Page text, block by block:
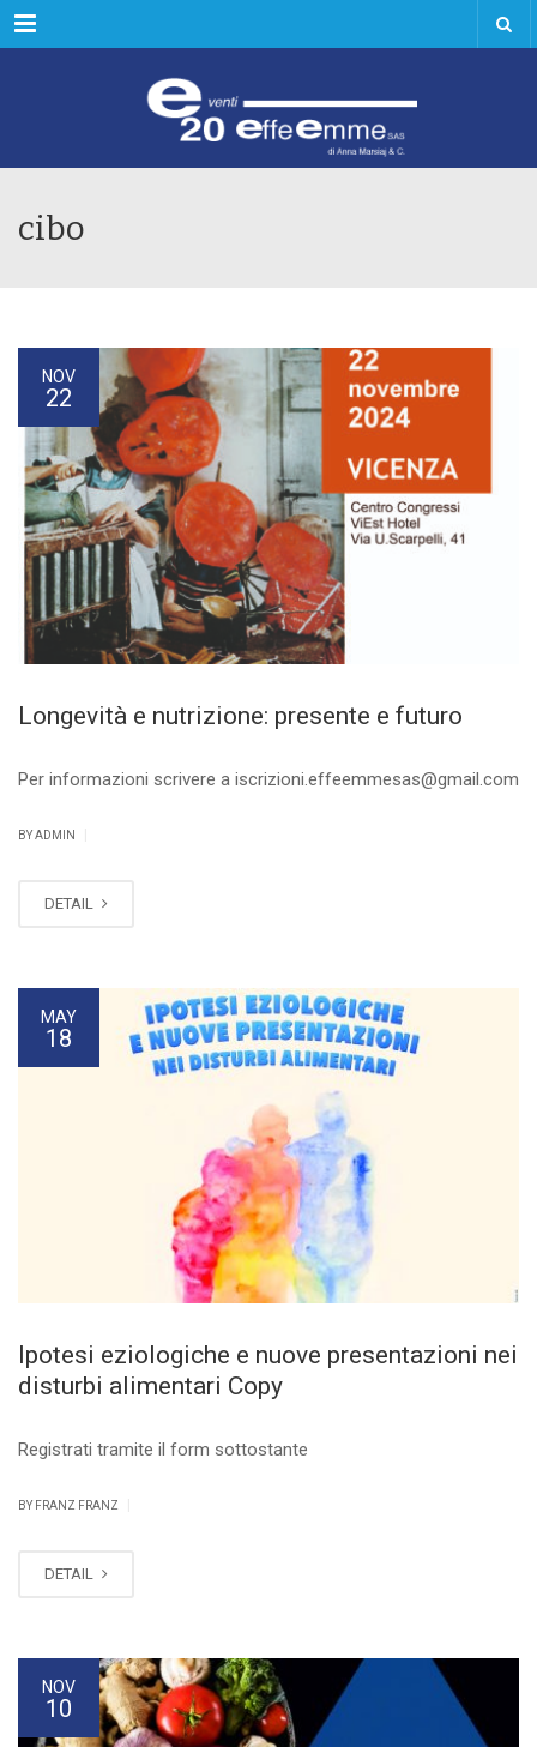
Menu
cibo
NOV
22
Longevità e nutrizione: presente e futuro
Per informazioni scrivere a iscrizioni.effeemmesas@gmail.com
BY ADMIN
DETAIL
MAY
18
Ipotesi eziologiche e nuove presentazioni nei
disturbi alimentari Copy
Registrati tramite il form sottostante
BY FRANZ FRANZ
DETAIL
NOV
10